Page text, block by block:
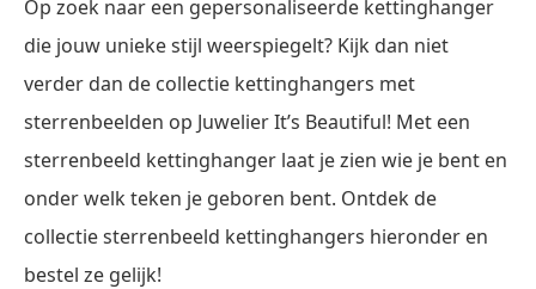
Op zoek naar een gepersonaliseerde kettinghanger
die jouw unieke stijl weerspiegelt? Kijk dan niet
verder dan de collectie kettinghangers met
sterrenbeelden op Juwelier It’s Beautiful! Met een
sterrenbeeld kettinghanger laat je zien wie je bent en
onder welk teken je geboren bent. Ontdek de
collectie sterrenbeeld kettinghangers hieronder en
bestel ze gelijk!